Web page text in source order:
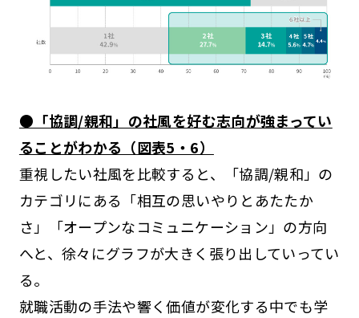
●「協調/親和」の社風を好む志向が強まってい
ることがわかる（図表5・6）
重視したい社風を比較すると、「協調/親和」の
カテゴリにある「相互の思いやりとあたたか
さ」「オープンなコミュニケーション」の方向
へと、徐々にグラフが大きく張り出していってい
る。
就職活動の手法や響く価値が変化する中でも学